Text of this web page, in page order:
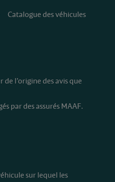
Catalogue des véhicules
de l’origine des avis que
par des assurés MAAF.
sur lequel les